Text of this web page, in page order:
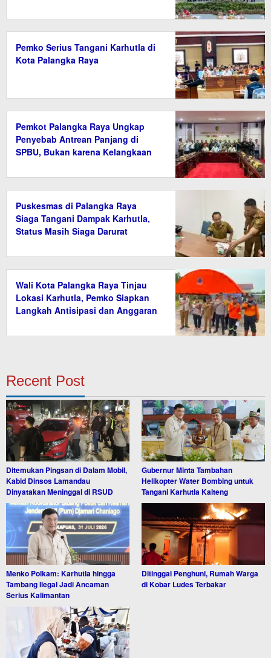
Pemko Serius Tangani Karhutla di
Kota Palangka Raya
Pemkot Palangka Raya Ungkap
Penyebab Antrean Panjang di
SPBU, Bukan karena Kelangkaan
Puskesmas di Palangka Raya
Siaga Tangani Dampak Karhutla,
Status Masih Siaga Darurat
Wali Kota Palangka Raya Tinjau
Lokasi Karhutla, Pemko Siapkan
Langkah Antisipasi dan Anggaran
Recent Post
Ditemukan Pingsan di Dalam Mobil,
Kabid Dinsos Lamandau
Dinyatakan Meninggal di RSUD
Gubernur Minta Tambahan
Helikopter Water Bombing untuk
Tangani Karhutla Kalteng
Menko Polkam: Karhutla hingga
Tambang Ilegal Jadi Ancaman
Serius Kalimantan
Ditinggal Penghuni, Rumah Warga
di Kobar Ludes Terbakar